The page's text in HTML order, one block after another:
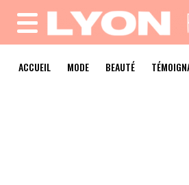
MENU
ACCUEIL MODE BEAUTÉ